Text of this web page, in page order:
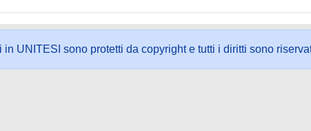
in UNITESI sono protetti da copyright e tutti i diritti sono